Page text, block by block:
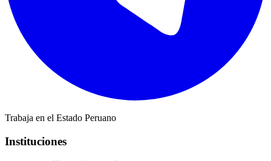
Trabaja en el Estado Peruano
Instituciones